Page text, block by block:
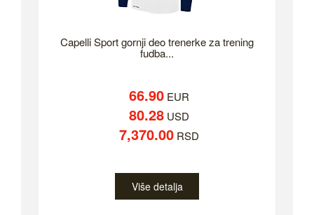
Capelli Sport gornji deo trenerke za trening
fudba...
66.90EUR
80.28USD
7,370.00RSD
Više detalja